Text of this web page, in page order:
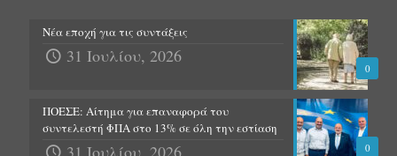
0
Νέα εποχή για τις συντάξεις
31 Ιουλίου, 2026
0
ΠΟΕΣΕ: Αίτημα για επαναφορά του
συντελεστή ΦΠΑ στο 13% σε όλη την εστίαση